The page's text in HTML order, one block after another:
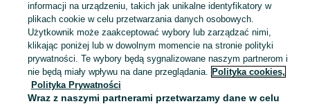
Aktualne oferty z kategorii Budowa i Remont w Katowice blisko Ciebie ➤ Kupuj nowe lub używane w dobrej cenie, przeglądaj lokalne ogłoszenia ☝ Szybkie kupno i sprzedaż na OLX.pl
Mapa kategorii
Mapa miejscowości
Mapa ministron
informacji na urządzeniu, takich jak unikalne identyfikatory w
plikach cookie w celu przetwarzania danych osobowych.
Użytkownik może zaakceptować wybory lub zarządzać nimi,
klikając poniżej lub w dowolnym momencie na stronie polityki
prywatności. Te wybory będą sygnalizowane naszym partnerom i
nie będą miały wpływu na dane przeglądania. Polityka cookies,
Polityka Prywatności
Wraz z naszymi partnerami przetwarzamy dane w celu